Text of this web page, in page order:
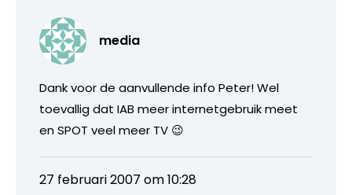
media
Dank voor de aanvullende info Peter! Wel
toevallig dat IAB meer internetgebruik meet
en SPOT veel meer TV 😉
27 februari 2007 om 10:28